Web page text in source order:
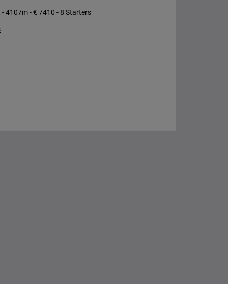
4107m - € 7410 - 8 Starters